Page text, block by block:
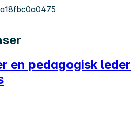
en pedagogisk leder